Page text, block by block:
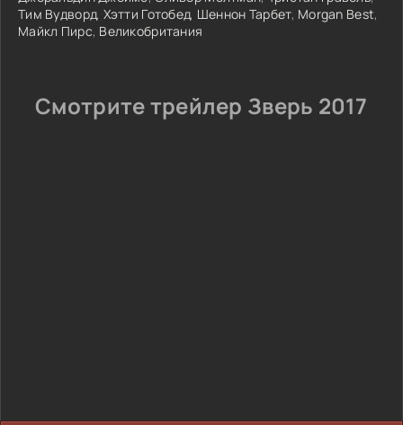
Тим Вудворд, Хэтти Готобед, Шеннон Тарбет, Morgan Best,
Майкл Пирс, Великобритания
Смотрите трейлер Зверь 2017